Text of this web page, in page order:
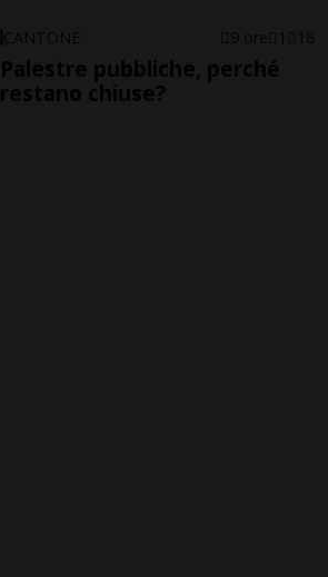
CANTONE 9 ore 1 18
Palestre pubbliche, perché
restano chiuse?